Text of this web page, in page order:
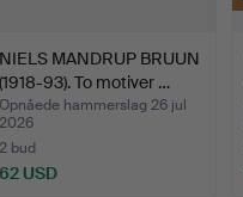
NIELS MANDRUP BRUUN
(1918-93). To motiver …
Opnåede hammerslag 26 jul
2026
2 bud
62 USD